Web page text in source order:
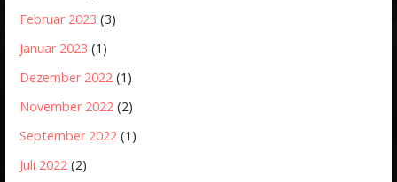
Februar 2023 (3)
Januar 2023 (1)
Dezember 2022 (1)
November 2022 (2)
September 2022 (1)
Juli 2022 (2)